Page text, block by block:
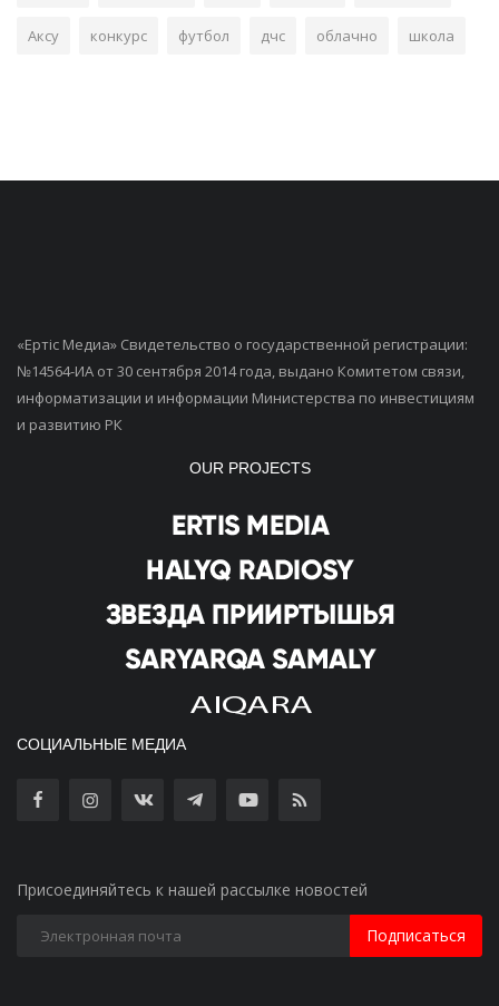
Аксу конкурс футбол дчс облачно школа
«Ертiс Медиа» Свидетельство о государственной регистрации:
№14564-ИА от 30 сентября 2014 года, выдано Комитетом связи,
информатизации и информации Министерства по инвестициям
и развитию РК
OUR PROJECTS
СОЦИАЛЬНЫЕ МЕДИА
Присоединяйтесь к нашей рассылке новостей
Подписаться